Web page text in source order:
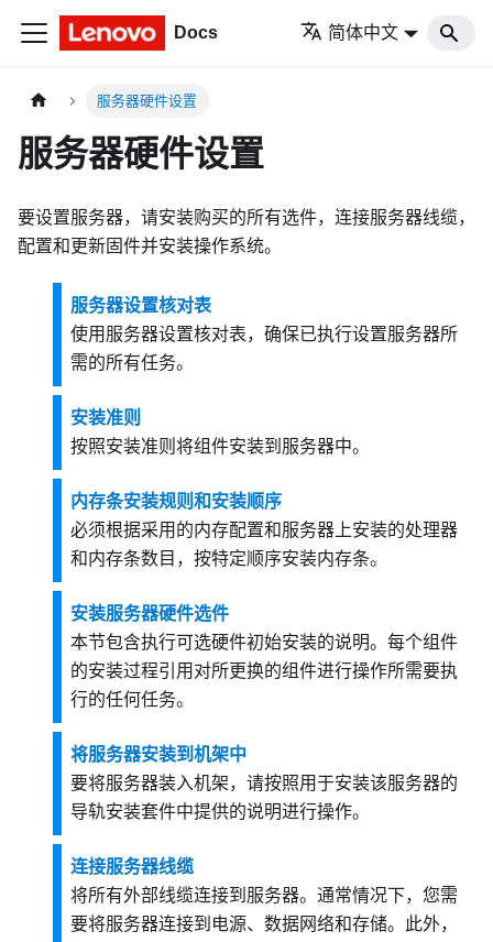
Docs 简体中文
服务器硬件设置
服务器硬件设置
要设置服务器，请安装购买的所有选件，连接服务器线缆，
配置和更新固件并安装操作系统。
服务器设置核对表
使用服务器设置核对表，确保已执行设置服务器所
需的所有任务。
安装准则
按照安装准则将组件安装到服务器中。
内存条安装规则和安装顺序
必须根据采用的内存配置和服务器上安装的处理器
和内存条数目，按特定顺序安装内存条。
安装服务器硬件选件
本节包含执行可选硬件初始安装的说明。每个组件
的安装过程引用对所更换的组件进行操作所需要执
行的任何任务。
将服务器安装到机架中
要将服务器装入机架，请按照用于安装该服务器的
导轨安装套件中提供的说明进行操作。
连接服务器线缆
将所有外部线缆连接到服务器。通常情况下，您需
要将服务器连接到电源、数据网络和存储。此外，